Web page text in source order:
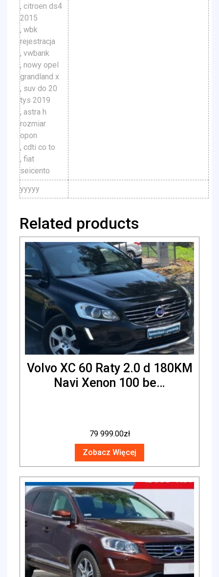
, citroen ds4
2015
, wbk
rejestracja
, vwbank
, nowy opel
grandland x
, suv do 20
tys 2019
, astra h
rozmiar
opon
, cdti co to
, fiat
seicento
yyyyy
Related products
Volvo XC 60 Raty 2.0 d 180KM
Navi Xenon 100 be…
79 999.00zł
Zobacz Więcej